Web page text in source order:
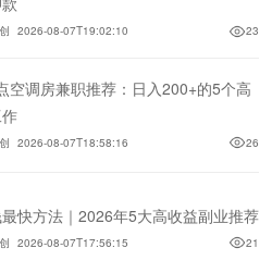
2026-08-07T19:02:10 23
空调房兼职推荐：日入200+的5个高
2026-08-07T18:58:16 26
快方法｜2026年5大高收益副业推荐
2026-08-07T17:56:15 21